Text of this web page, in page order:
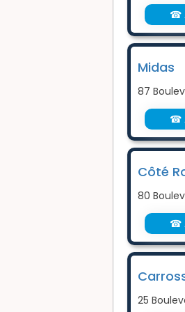
☎
Midas
87
☎
Côté
80
☎
25